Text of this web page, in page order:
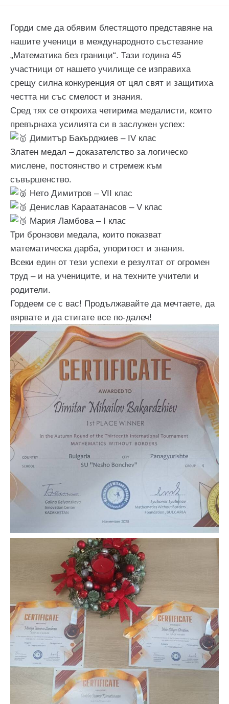
Горди сме да обявим блестящото представяне на
нашите ученици в международното състезание
„Математика без граници“. Тази година 45
участници от нашето училище се изправиха
срещу силна конкуренция от цял свят и защитиха
честта ни със смелост и знания.
Сред тях се откроиха четирима медалисти, които
превърнаха усилията си в заслужен успех:
Димитър Бакърджиев – IV клас
Златен медал – доказателство за логическо
мислене, постоянство и стремеж към
съвършенство.
Нето Димитров – VII клас
Денислав Караатанасов – V клас
Мария Ламбова – I клас
Три бронзови медала, които показват
математическа дарба, упоритост и знания.
Всеки един от тези успехи е резултат от огромен
труд – и на учениците, и на техните учители и
родители.
Гордеем се с вас! Продължавайте да мечтаете, да
вярвате и да стигате все по-далеч!